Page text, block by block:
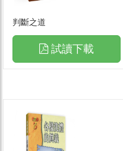
判斷之道
試讀下載